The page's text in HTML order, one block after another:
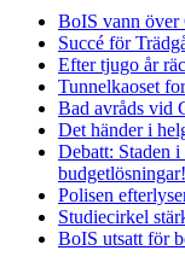
BoIS vann över
Succé för
Efter tjugo år
Tunnelkaoset
Bad avråds vid
Det händer i
Debatt: Staden
budgetlösningar!
Polisen
Studiecirkel
BoIS utsatt för